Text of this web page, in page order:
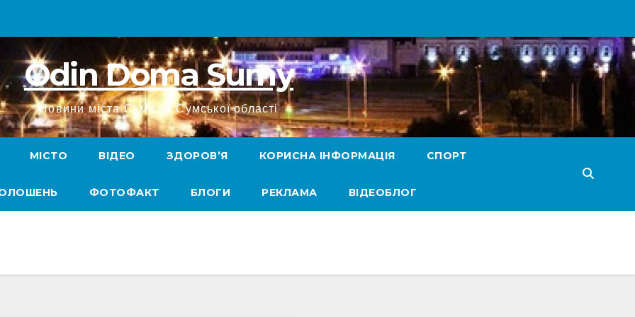
Odin Doma Sumy
Новини міста Суми та Сумської області
МІСТО ВІДЕО ЗДОРОВ’Я КОРИСНА ІНФОРМАЦІЯ СПОРТ
ФОТОФАКТ БЛОГИ РЕКЛАМА ВІДЕОБЛОГ